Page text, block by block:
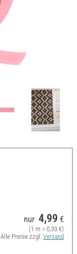
nur 4,99 €
(1 m = 0,33 €)
Alle Preise zzgl. Versand